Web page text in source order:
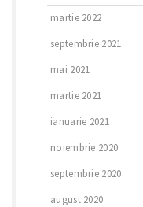
martie 2022
septembrie 2021
mai 2021
martie 2021
ianuarie 2021
noiembrie 2020
septembrie 2020
august 2020